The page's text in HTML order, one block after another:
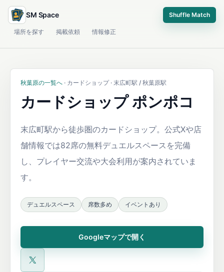
SM Space Shuffle Match
場所を探す 掲載依頼 情報修正
秋葉原の一覧へ · カードショップ · 末広町駅 / 秋葉原駅
カードショップ ポンポコ
末広町駅から徒歩圏のカードショップ。公式Xや店
舗情報では82席の無料デュエルスペースを完備
し、プレイヤー交流や大会利用が案内されていま
す。
デュエルスペース 席数多め イベントあり
Googleマップで開く
公式X